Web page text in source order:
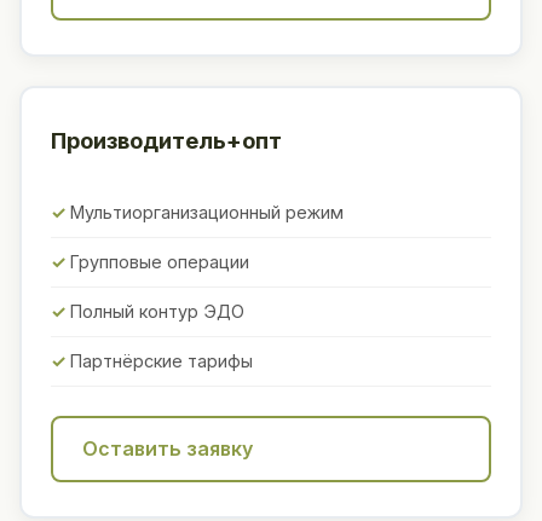
Производитель+опт
Мультиорганизационный режим
Групповые операции
Полный контур ЭДО
Партнёрские тарифы
Оставить заявку